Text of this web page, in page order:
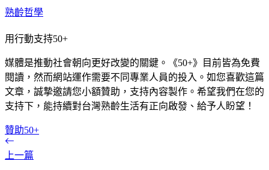
熟齡哲學
用行動支持50+
媒體是推動社會朝向更好改變的關鍵。《50+》目前皆為免費
閱讀，然而網站運作需要不同專業人員的投入。如您喜歡這篇
文章，誠摯邀請您小額贊助，支持內容製作。希望我們在您的
支持下，能持續對台灣熟齡生活有正向啟發、給予人盼望！
贊助50+
上一篇